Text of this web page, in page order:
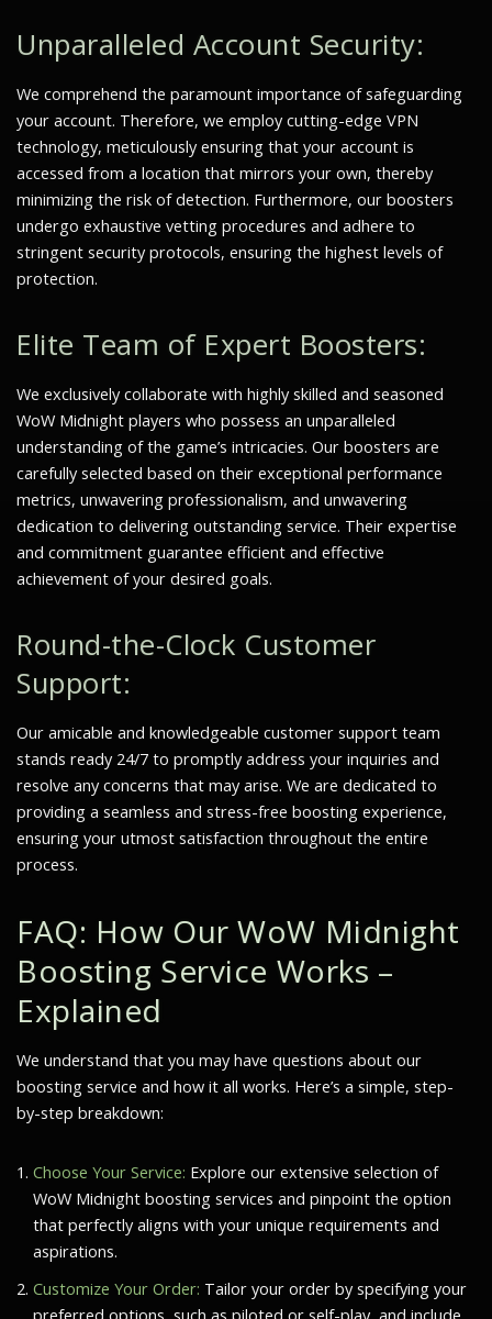
Unparalleled Account Security:
We comprehend the paramount importance of safeguarding
your account. Therefore, we employ cutting-edge VPN
technology, meticulously ensuring that your account is
accessed from a location that mirrors your own, thereby
minimizing the risk of detection. Furthermore, our boosters
undergo exhaustive vetting procedures and adhere to
stringent security protocols, ensuring the highest levels of
protection.
Elite Team of Expert Boosters:
We exclusively collaborate with highly skilled and seasoned
WoW Midnight players who possess an unparalleled
understanding of the game’s intricacies. Our boosters are
carefully selected based on their exceptional performance
metrics, unwavering professionalism, and unwavering
dedication to delivering outstanding service. Their expertise
and commitment guarantee efficient and effective
achievement of your desired goals.
Round-the-Clock Customer
Support:
Our amicable and knowledgeable customer support team
stands ready 24/7 to promptly address your inquiries and
resolve any concerns that may arise. We are dedicated to
providing a seamless and stress-free boosting experience,
ensuring your utmost satisfaction throughout the entire
process.
FAQ: How Our WoW Midnight
Boosting Service Works –
Explained
We understand that you may have questions about our
boosting service and how it all works. Here’s a simple, step-
by-step breakdown:
Choose Your Service: Explore our extensive selection of
WoW Midnight boosting services and pinpoint the option
that perfectly aligns with your unique requirements and
aspirations.
Customize Your Order: Tailor your order by specifying your